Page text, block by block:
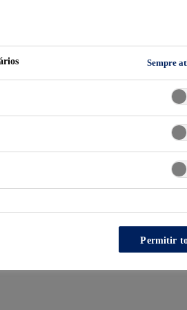
produtos, Ficha de Informações
desejada para fazer o download.
Sempre
Permitir